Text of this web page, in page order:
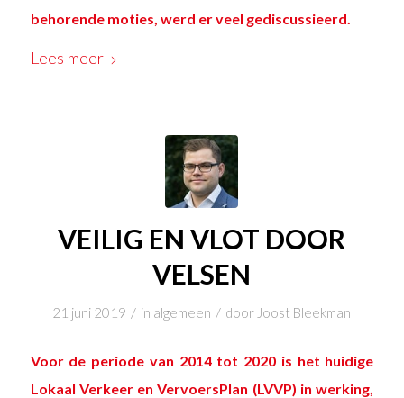
behorende moties, werd er veel gediscussieerd.
Lees meer
VEILIG EN VLOT DOOR
VELSEN
21 juni 2019 / in algemeen / door Joost Bleekman
Voor de periode van 2014 tot 2020 is het huidige
Lokaal Verkeer en VervoersPlan (LVVP) in werking,